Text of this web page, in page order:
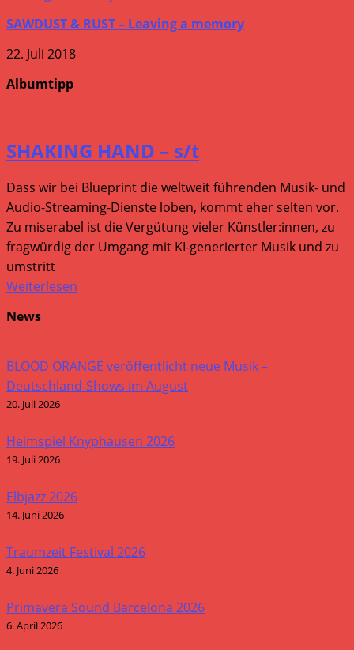
SAWDUST & RUST – Leaving a memory
22. Juli 2018
Albumtipp
SHAKING HAND – s/t
Dass wir bei Blueprint die weltweit führenden Musik- und
Audio-Streaming-Dienste loben, kommt eher selten vor.
Zu miserabel ist die Vergütung vieler Künstler:innen, zu
fragwürdig der Umgang mit KI-generierter Musik und zu
umstritt
Weiterlesen
News
BLOOD ORANGE veröffentlicht neue Musik –
Deutschland-Shows im August
20. Juli 2026
Heimspiel Knyphausen 2026
19. Juli 2026
Elbjazz 2026
14. Juni 2026
Traumzeit Festival 2026
4. Juni 2026
Primavera Sound Barcelona 2026
6. April 2026